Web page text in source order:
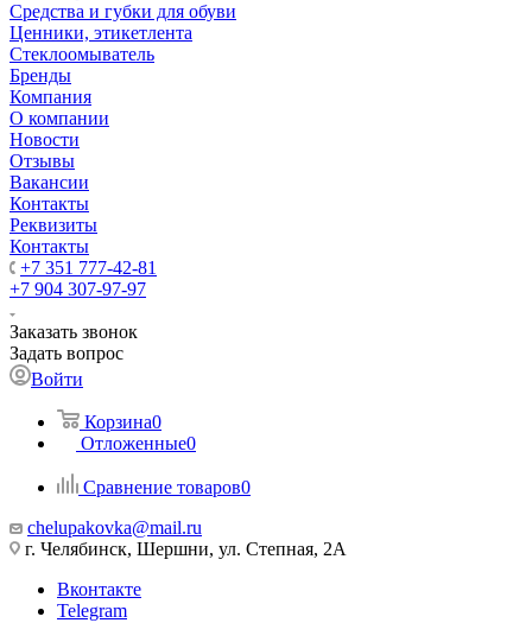
Средства и губки для обуви
Ценники, этикетлента
Стеклоомыватель
Бренды
Компания
О компании
Новости
Отзывы
Вакансии
Контакты
Реквизиты
Контакты
+7 351 777-42-81
+7 904 307-97-97
Заказать звонок
Задать вопрос
Войти
Корзина0
Отложенные0
Сравнение товаров0
chelupakovka@mail.ru
г. Челябинск, Шершни, ул. Степная, 2А
Вконтакте
Telegram